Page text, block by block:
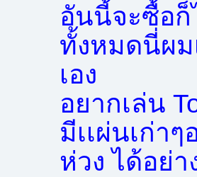
อันนี้จะซื้อก็
ทั้งหมดนี่ผม
เอง
อยากเล่น
มีเเผ่นเก่า
ห่วง ได้อย่า